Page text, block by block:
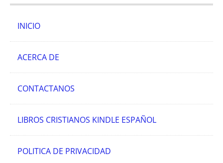
INICIO
ACERCA DE
CONTACTANOS
LIBROS CRISTIANOS KINDLE ESPAÑOL
POLITICA DE PRIVACIDAD